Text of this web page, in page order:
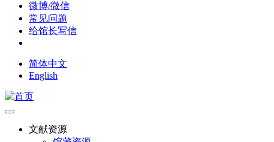
微博/微信
常见问题
给馆长写信
简体中文
English
文献资源